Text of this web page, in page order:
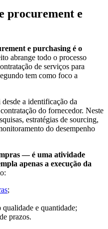
procurement e
e purchasing é o
abrange todo o processo
de serviços para
tem como foco a
a identificação da
do fornecedor. Neste
estratégias de sourcing,
do desempenho
— é uma atividade
apenas a execução da
;
e quantidade;
prazos.